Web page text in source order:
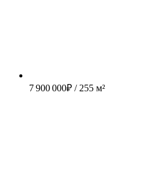
7 900 000₽ / 255 м²